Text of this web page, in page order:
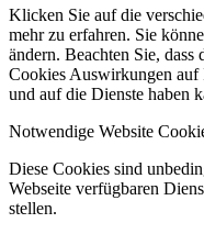
Klicken Sie auf die
mehr zu erfahren. Sie
ändern. Beachten Sie,
Cookies Auswirkungen auf
und auf die Dienste haben
Notwendige Website
Diese Cookies sind
Webseite verfügbaren
stellen.